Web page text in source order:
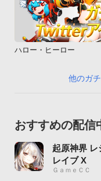
ハロー・ヒーロー
他のガ
おすすめの配信
起原神界
レイブ X
ＧａｍｅＣＣ